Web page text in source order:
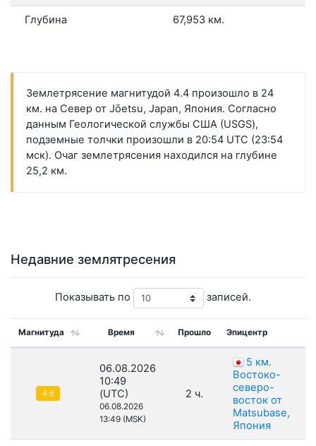
Глубина 67,953 км.
Землетрясение магнитудой 4.4 произошло в 24
км. на Север от Jōetsu, Japan, Япония. Согласно
данным Геологической службы США (USGS),
подземные толчки произошли в 20:54 UTC (23:54
мск). Очаг землетрясения находился на глубине
25,2 км.
Недавние землятресения
Показывать по записей.
Магнитуда Время Прошло Эпицентр
4.6
06.08.2026
10:49
(UTC)
06.08.2026
13:49 (MSK)
2 ч.
5 км.
Востоко-
северо-
восток от
Matsubase,
Япония